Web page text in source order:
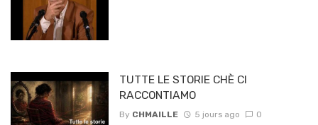
TUTTE LE STORIE CHÈ CI
RACCONTIAMO
By CHMAILLE 5 jours ago 0